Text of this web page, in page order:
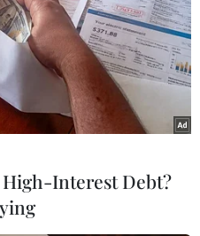
#Khủng hoảng kinh tế
Interest Debt?